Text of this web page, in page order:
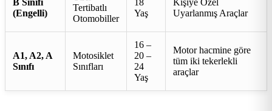
B Sınıfı
(Engelli)
Tertibatlı
Otomobiller
18
Yaş
Kişiye Özel
Uyarlanmış Araçlar
A1, A2, A
Sınıfı
Motosiklet
Sınıfları
16 –
20 –
24
Yaş
Motor hacmine göre
tüm iki tekerlekli
araçlar